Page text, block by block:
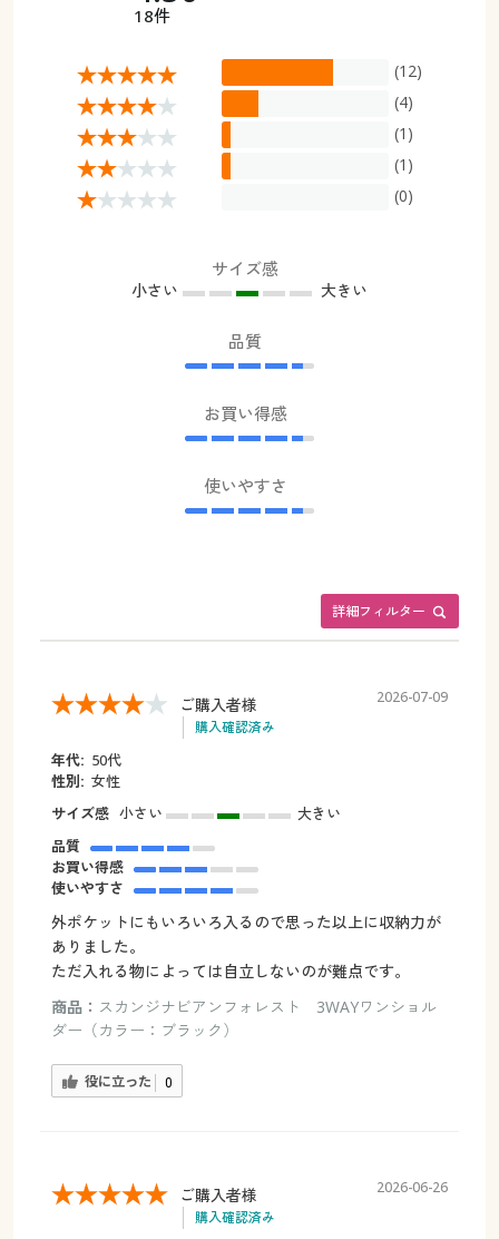
18件
(12)
(4)
(1)
(1)
(0)
サイズ感
小さい 大きい
品質
お買い得感
使いやすさ
詳細フィルター
ご購入者様
購入確認済み
2026-07-09
年代: 50代
性別: 女性
サイズ感 小さい
大きい
品質
お買い得感
使いやすさ
外ポケットにもいろいろ入るので思った以上に収納力が
ありました。
ただ入れる物によっては自立しないのが難点です。
商品： スカンジナビアンフォレスト 3WAYワンショル
ダー（カラー：ブラック）
役に立った 0
ご購入者様
購入確認済み
2026-06-26